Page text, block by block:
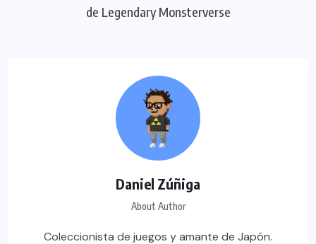
de Legendary Monsterverse
Daniel Zúñiga
About Author
Coleccionista de juegos y amante de Japón.